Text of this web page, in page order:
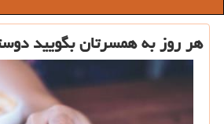
هر روز به همسرتان بگویید